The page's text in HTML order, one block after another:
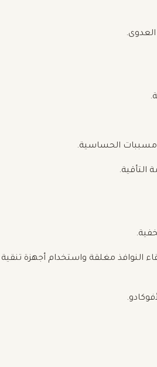
مسببات الحساسية.
النوافذ مغلقة واستخدام أجهزة تنقية